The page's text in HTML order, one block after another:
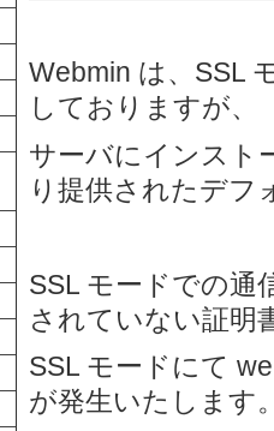
Webmin は、SSL
しておりますが、
サーバにインスト
り提供されたデフ
SSL モードでの通
されていない証明
SSL モードにて
が発生いたします